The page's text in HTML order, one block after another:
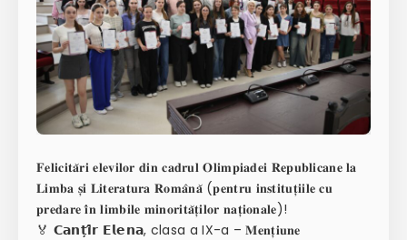
𝐅𝐞𝐥𝐢𝐜𝐢𝐭𝐚̆𝐫𝐢 𝐞𝐥𝐞𝐯𝐢𝐥𝐨𝐫 𝐝𝐢𝐧 𝐜𝐚𝐝𝐫𝐮𝐥 𝐎𝐥𝐢𝐦𝐩𝐢𝐚𝐝𝐞𝐢 𝐑𝐞𝐩𝐮𝐛𝐥𝐢𝐜𝐚𝐧𝐞 𝐥𝐚
𝐋𝐢𝐦𝐛𝐚 𝐬̦𝐢 𝐋𝐢𝐭𝐞𝐫𝐚𝐭𝐮𝐫𝐚 𝐑𝐨𝐦𝐚̂𝐧𝐚̆ (𝐩𝐞𝐧𝐭𝐫𝐮 𝐢𝐧𝐬𝐭𝐢𝐭𝐮𝐭̦𝐢𝐢𝐥𝐞 𝐜𝐮
𝐩𝐫𝐞𝐝𝐚𝐫𝐞 𝐢̂𝐧 𝐥𝐢𝐦𝐛𝐢𝐥𝐞 𝐦𝐢𝐧𝐨𝐫𝐢𝐭𝐚̆𝐭̦𝐢𝐥𝐨𝐫 𝐧𝐚𝐭̦𝐢𝐨𝐧𝐚𝐥𝐞)!
🏅 𝗖𝗮𝗻𝘁̦𝗶̂𝗿 𝗘𝗹𝗲𝗻𝗮, clasa a IX-a – 𝐌𝐞𝐧𝐭̦𝐢𝐮𝐧𝐞